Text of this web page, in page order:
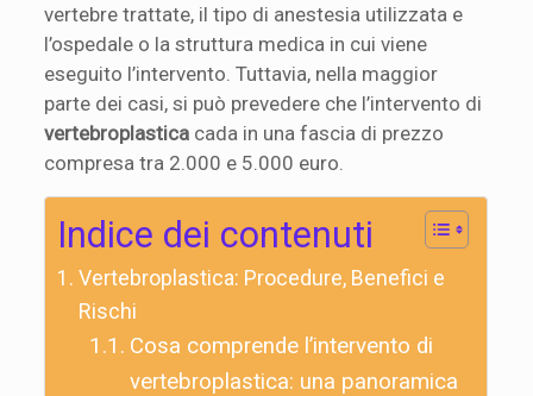
vertebre trattate, il tipo di anestesia utilizzata e
l’ospedale o la struttura medica in cui viene
eseguito l’intervento. Tuttavia, nella maggior
parte dei casi, si può prevedere che l’intervento di
vertebroplastica cada in una fascia di prezzo
compresa tra 2.000 e 5.000 euro.
Indice dei contenuti
Vertebroplastica: Procedure, Benefici e
Rischi
Cosa comprende l’intervento di
vertebroplastica: una panoramica